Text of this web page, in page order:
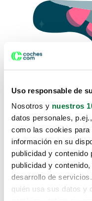
Uso responsable de
Nosotros y nuestros
datos personales,
como las cookies
información en su
publicidad y contenido
publicidad y
desarrollo de
quién usa sus datos y
Lo sentimos,
te hemos
Pero puedes
buscando en